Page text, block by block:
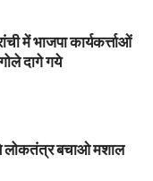
में भाजपा कार्यकर्त्ताओं
दागे गये
बचाओ मशाल